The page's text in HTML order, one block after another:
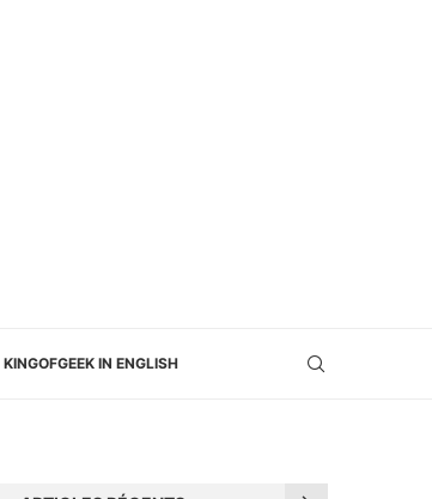
KINGOFGEEK IN ENGLISH